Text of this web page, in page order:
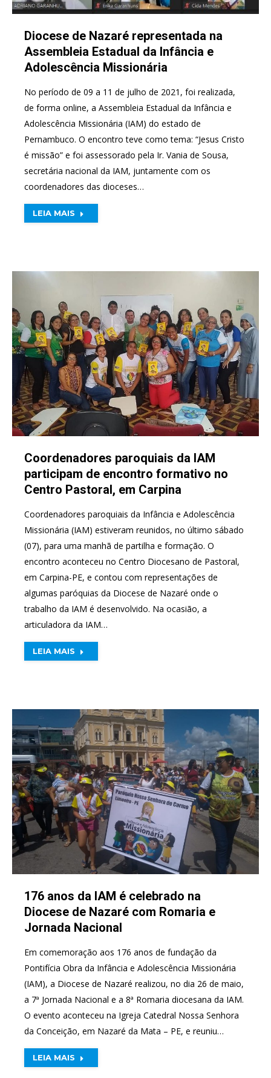
Diocese de Nazaré representada na
Assembleia Estadual da Infância e
Adolescência Missionária
No período de 09 a 11 de julho de 2021, foi realizada,
de forma online, a Assembleia Estadual da Infância e
Adolescência Missionária (IAM) do estado de
Pernambuco. O encontro teve como tema: “Jesus Cristo
é missão” e foi assessorado pela Ir. Vania de Sousa,
secretária nacional da IAM, juntamente com os
coordenadores das dioceses…
LEIA MAIS
Coordenadores paroquiais da IAM
participam de encontro formativo no
Centro Pastoral, em Carpina
Coordenadores paroquiais da Infância e Adolescência
Missionária (IAM) estiveram reunidos, no último sábado
(07), para uma manhã de partilha e formação. O
encontro aconteceu no Centro Diocesano de Pastoral,
em Carpina-PE, e contou com representações de
algumas paróquias da Diocese de Nazaré onde o
trabalho da IAM é desenvolvido. Na ocasião, a
articuladora da IAM…
LEIA MAIS
176 anos da IAM é celebrado na
Diocese de Nazaré com Romaria e
Jornada Nacional
Em comemoração aos 176 anos de fundação da
Pontifícia Obra da Infância e Adolescência Missionária
(IAM), a Diocese de Nazaré realizou, no dia 26 de maio,
a 7ª Jornada Nacional e a 8ª Romaria diocesana da IAM.
O evento aconteceu na Igreja Catedral Nossa Senhora
da Conceição, em Nazaré da Mata – PE, e reuniu…
LEIA MAIS